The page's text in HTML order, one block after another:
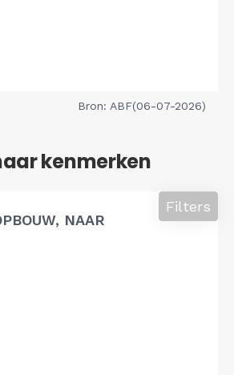
Bron: ABF(06-07-2026)
kenmerken
NAAR
Filters